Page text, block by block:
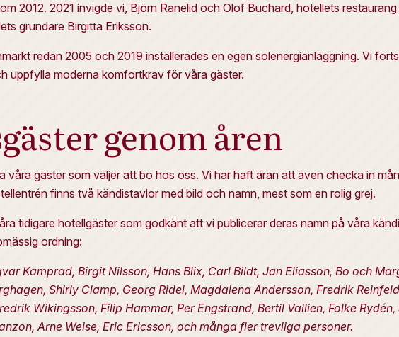
2012. 2021 invigde vi, Björn Ranelid och Olof Buchard, hotellets
grundare Birgitta Eriksson.
redan 2005 och 2019 installerades en egen solenergianläggning. Vi
uppfylla moderna komfortkrav för våra gäster.
genom åren
våra gäster som väljer att bo hos oss. Vi har haft äran att även checka in
finns två kändistavlor med bild och namn, mest som en rolig grej.
tidigare hotellgäster som godkänt att vi publicerar deras namn på våra
ordning:
Kamprad, Birgit Nilsson, Hans Blix, Carl Bildt, Jan Eliasson, Bo och
Shirly Clamp, Georg Ridel, Magdalena Andersson, Fredrik
Wikingsson, Filip Hammar, Per Engstrand, Bertil Vallien, Folke Rydén,
Arne Weise, Eric Ericsson, och många fler trevliga personer.